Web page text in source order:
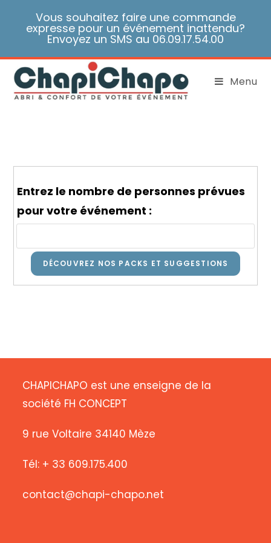
Vous souhaitez faire une commande
expresse pour un événement inattendu?
Envoyez un SMS au 06.09.17.54.00
Menu
Entrez le nombre de personnes prévues
pour votre événement :
CHAPICHAPO est une enseigne de la
société FH CONCEPT
9 rue Voltaire 34140 Mèze
Tél: + 33 609.175.400
contact@chapi-chapo.net